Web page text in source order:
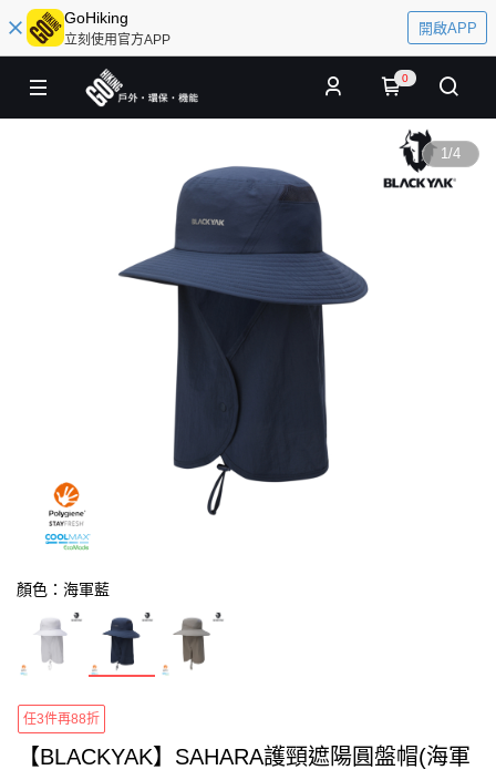
GoHiking
立刻使用官方APP
開啟APP
0
1/4
顏色：海軍藍
任3件再88折
【BLACKYAK】SAHARA護頸遮陽圓盤帽(海軍